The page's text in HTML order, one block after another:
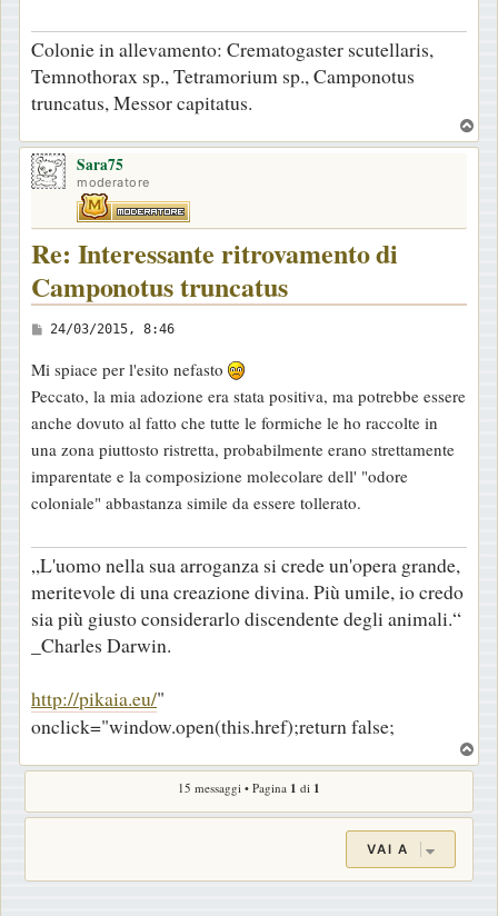
Colonie in allevamento: Crematogaster scutellaris,
Temnothorax sp., Tetramorium sp., Camponotus
truncatus, Messor capitatus.
o
Sara75
moderatore
Re: Interessante ritrovamento di
Camponotus truncatus
M
s
s
a
g
g
i
24/03/2015, 8:46
Mi spiace per l'esito nefasto
Peccato, la mia adozione era stata positiva, ma potrebbe essere
anche dovuto al fatto che tutte le formiche le ho raccolte in
una zona piuttosto ristretta, probabilmente erano strettamente
imparentate e la composizione molecolare dell' "odore
coloniale" abbastanza simile da essere tollerato.
„L'uomo nella sua arroganza si crede un'opera grande,
meritevole di una creazione divina. Più umile, io credo
sia più giusto considerarlo discendente degli animali.“
_Charles Darwin.
http://pikaia.eu/"
onclick="window.open(this.href);return false;
o
15 messaggi • Pagina 1 di 1
VAI A